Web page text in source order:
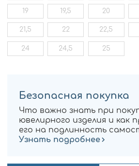
19 19,5 20
21,5 22 22,5
24 24,5 25
Безопасная покупка
Что важно знать при
ювелирного изделия и как
его на подлинность
Узнать подробнее